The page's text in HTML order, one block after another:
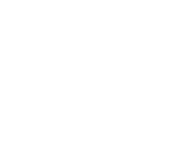
tråd fra Fiskars’ Classic-serie.
skafti FSC certificeret...